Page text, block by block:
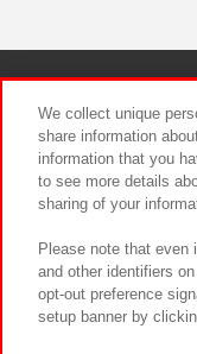
We collect unique
share information
information that you
to see more details
sharing of your
Please note that even
and other identifiers
opt-out preference
setup banner by